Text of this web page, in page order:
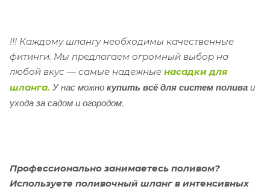
!!! Каждому шлангу необходимы качественные
фитинги. Мы предлагаем огромный выбор на
любой вкус ― самые надежные насадки для
шланга. У нас можнокупить всё для систем поливаи
ухода за садом и огородом.
Профессионально занимаетесь поливом?
Используете поливочный шланг в интенсивных